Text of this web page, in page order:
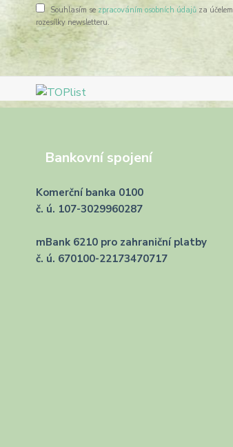
Souhlasím se zpracováním osobních údajů za účelem
rozesílky newsletteru.
Bankovní spojení
Komerční banka 0100
č. ú. 107-3029960287
mBank 6210 pro zahraniční platby
č. ú. 670100-22173470717